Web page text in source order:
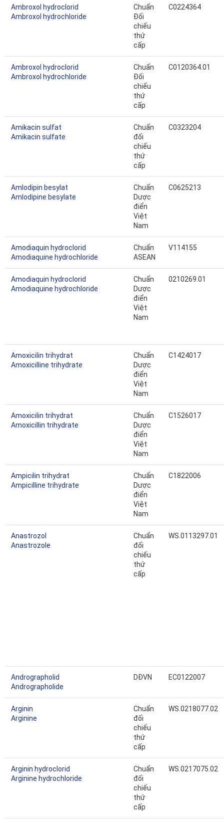
Ambroxol hydroclorid
Ambroxol hydrochloride
Chuẩn
Đối
chiếu
thứ
cấp
C0224364
Ambroxol hydroclorid
Ambroxol hydrochloride
Chuẩn
Đối
chiếu
thứ
cấp
C0120364.01
Amikacin sulfat
Amikacin sulfate
Chuẩn
đối
chiếu
thứ
cấp
C0323204
Amlodipin besylat
Amlodipine besylate
Chuẩn
Dược
điển
Việt
Nam
C0625213
Amodiaquin hydroclorid
Amodiaquine hydrochloride
Chuẩn
ASEAN
V114155
Amodiaquin hydroclorid
Amodiaquine hydrochloride
Chuẩn
Dược
điển
Việt
Nam
0210269.01
Amoxicilin trihydrat
Amoxicilline trihydrate
Chuẩn
Dược
điển
Việt
Nam
C1424017
Amoxicilin trihydrat
Amoxicillin trihydrate
Chuẩn
Dược
điển
Việt
Nam
C1526017
Ampicilin trihydrat
Ampicilline trihydrate
Chuẩn
Dược
điển
Việt
Nam
C1822006
Anastrozol
Anastrozole
Chuẩn
đối
chiếu
thứ
cấp
WS.0113297.01
Andrographolid
Andrographolide
DĐVN EC0122007
Arginin
Arginine
Chuẩn
đối
chiếu
thứ
cấp
WS.0218077.02
Arginin hydroclorid
Arginine hydrochloride
Chuẩn
đối
chiếu
thứ
cấp
WS.0217075.02